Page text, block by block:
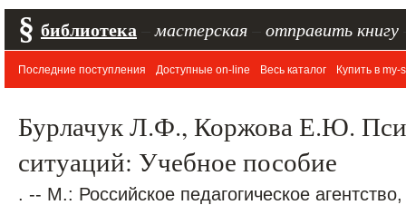
§ библиотека мастерская отправить книгу
Последние поступления Доступные on-line Весь каталог Купить в my-
Бурлачук Л.Ф., Коржова Е.Ю.
ситуаций: Учебное пособие
. -- М.: Российское педагогическое